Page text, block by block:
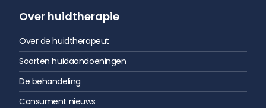
Over huidtherapie
Over de huidtherapeut
Soorten huidaandoeningen
De behandeling
Consument nieuws